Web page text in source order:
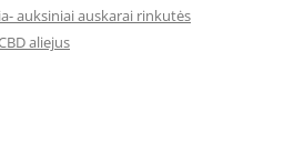
auksiniai auskarai rinkutės
aliejus